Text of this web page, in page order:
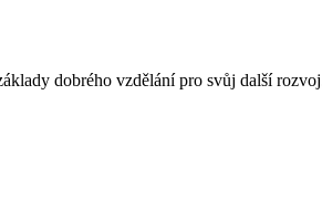
dobrého vzdělání pro svůj další